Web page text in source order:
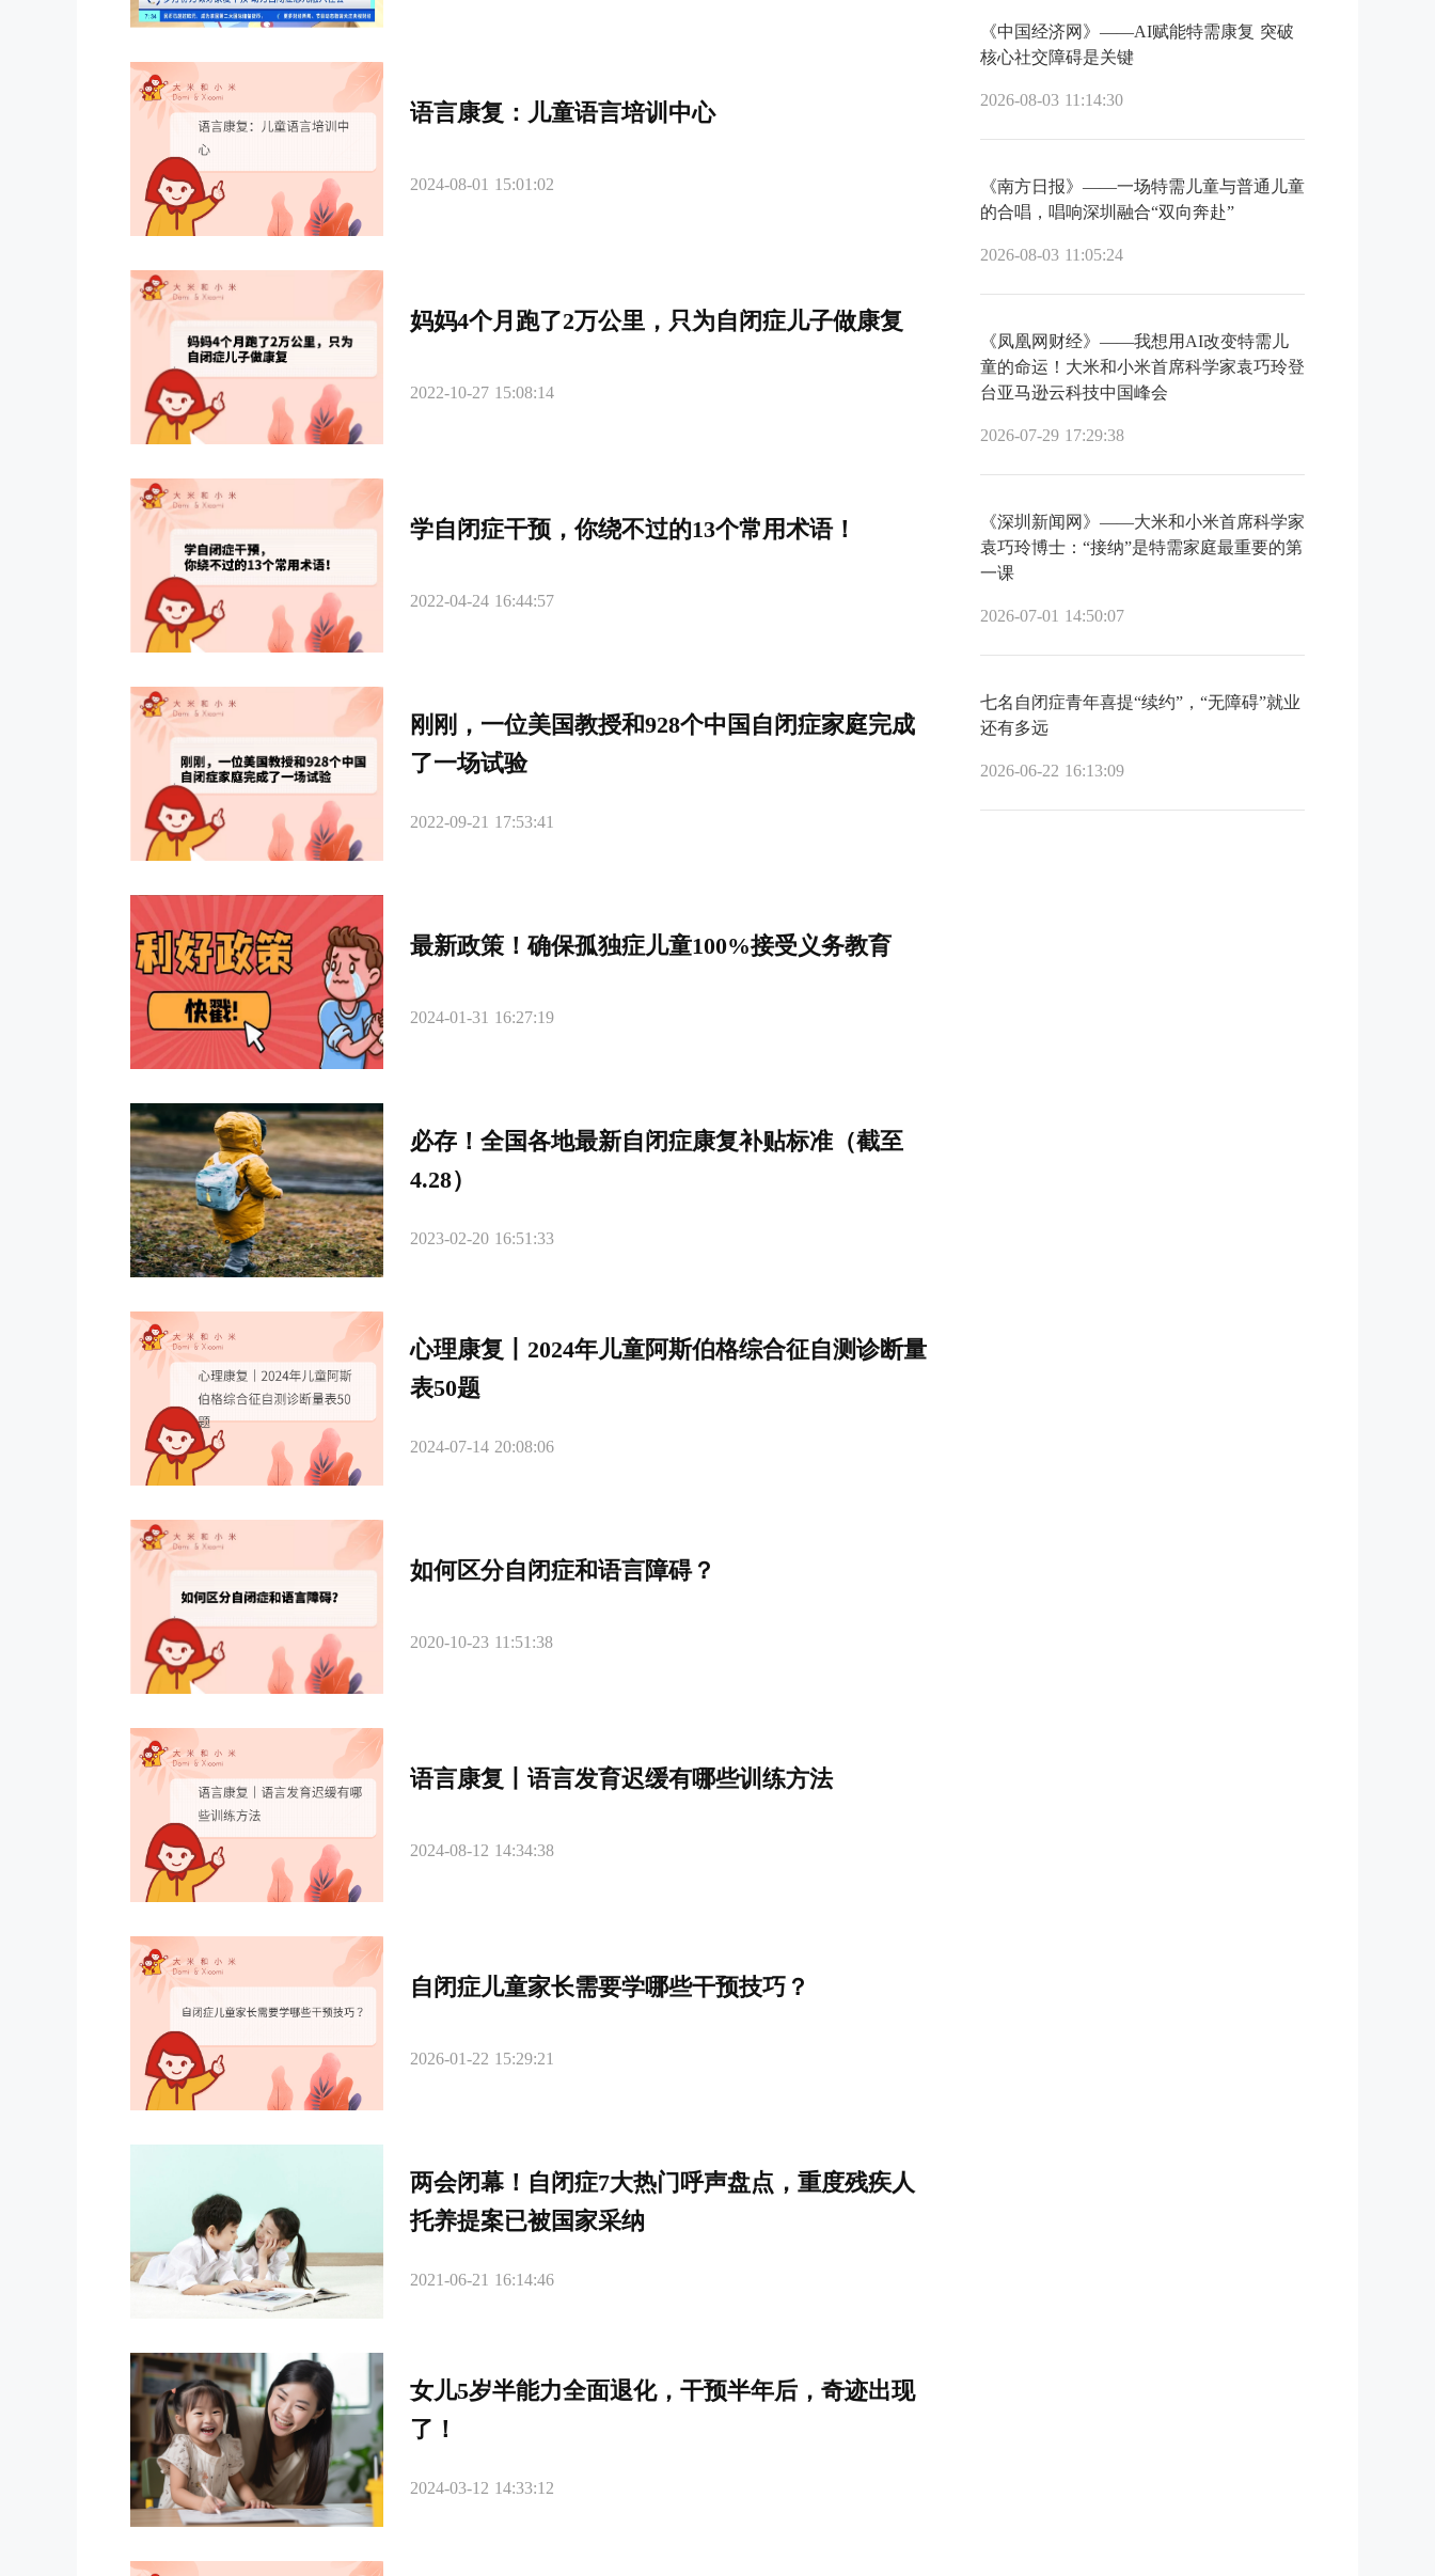
语言康复：儿童语言培训中心
2024-08-01 15:01:02
妈妈4个月跑了2万公里，只为自闭症儿子做康复
2022-10-27 15:08:14
学自闭症干预，你绕不过的13个常用术语！
2022-04-24 16:44:57
刚刚，一位美国教授和928个中国自闭症家庭完成
了一场试验
2022-09-21 17:53:41
最新政策！确保孤独症儿童100%接受义务教育
2024-01-31 16:27:19
必存！全国各地最新自闭症康复补贴标准（截至
4.28）
2023-02-20 16:51:33
心理康复丨2024年儿童阿斯伯格综合征自测诊断量
表50题
2024-07-14 20:08:06
如何区分自闭症和语言障碍？
2020-10-23 11:51:38
语言康复丨语言发育迟缓有哪些训练方法
2024-08-12 14:34:38
自闭症儿童家长需要学哪些干预技巧？
2026-01-22 15:29:21
两会闭幕！自闭症7大热门呼声盘点，重度残疾人
托养提案已被国家采纳
2021-06-21 16:14:46
女儿5岁半能力全面退化，干预半年后，奇迹出现
了！
2024-03-12 14:33:12
《中国经济网》——AI赋能特需康复 突破
核心社交障碍是关键
2026-08-03 11:14:30
《南方日报》——一场特需儿童与普通儿童
的合唱，唱响深圳融合“双向奔赴”
2026-08-03 11:05:24
《凤凰网财经》——我想用AI改变特需儿
童的命运！大米和小米首席科学家袁巧玲登
台亚马逊云科技中国峰会
2026-07-29 17:29:38
《深圳新闻网》——大米和小米首席科学家
袁巧玲博士：“接纳”是特需家庭最重要的第
一课
2026-07-01 14:50:07
七名自闭症青年喜提“续约”，“无障碍”就业
还有多远
2026-06-22 16:13:09